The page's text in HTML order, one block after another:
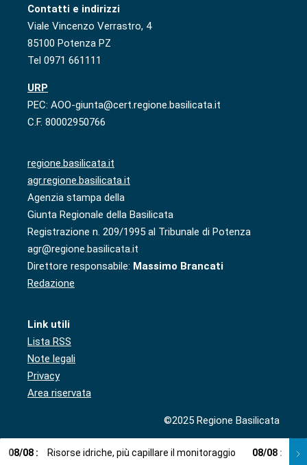
Contatti e indirizzi
Viale Vincenzo Verrastro, 4
85100 Potenza PZ
Tel 0971 661111
URP
PEC: AOO-giunta@cert.regione.basilicata.it
C.F. 80002950766
regione.basilicata.it
agr.regione.basilicata.it
Agenzia stampa della
Giunta Regionale della Basilicata
Registrazione n. 209/1995 al Tribunale di Potenza
agr@regione.basilicata.it
Direttore responsabile: Massimo Brancati
Redazione
Link utili
Lista RSS
Note legali
Privacy
Area riservata
©2025 Regione Basilicata
08/08 : Risorse idriche, più capillare il monitoraggio 08/08 :